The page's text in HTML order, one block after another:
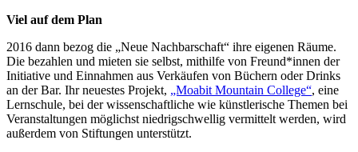
Viel auf dem Plan
2016 dann bezog die „Neue Nachbarschaft“ ihre eigenen Räume.
Die bezahlen und mieten sie selbst, mithilfe von Freund*innen der
Initiative und Einnahmen aus Verkäufen von Büchern oder Drinks
an der Bar. Ihr neuestes Projekt, „Moabit Mountain College“, eine
Lernschule, bei der wissenschaftliche wie künstlerische Themen bei
Veranstaltungen möglichst niedrigschwellig vermittelt werden, wird
außerdem von Stiftungen unterstützt.